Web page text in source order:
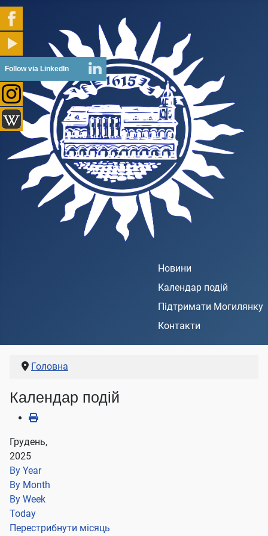
Follow via LinkedIn
Новини
Календар подій
Підтримати Могилянку
Контакти
Головна
Календар подій
Грудень,
2025
By Year
By Month
By Week
Today
Перестрибнути місяць